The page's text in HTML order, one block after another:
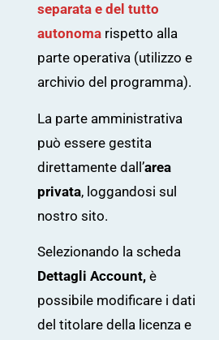
separata e del tutto
autonoma rispetto alla
parte operativa (utilizzo e
archivio del programma).
La parte amministrativa
può essere gestita
direttamente dall’area
privata, loggandosi sul
nostro sito.
Selezionando la scheda
Dettagli Account, è
possibile modificare i dati
del titolare della licenza e